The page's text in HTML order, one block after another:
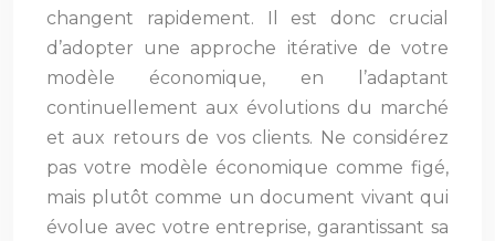
changent rapidement. Il est donc crucial
d’adopter une approche itérative de votre
modèle économique, en l’adaptant
continuellement aux évolutions du marché
et aux retours de vos clients. Ne considérez
pas votre modèle économique comme figé,
mais plutôt comme un document vivant qui
évolue avec votre entreprise, garantissant sa